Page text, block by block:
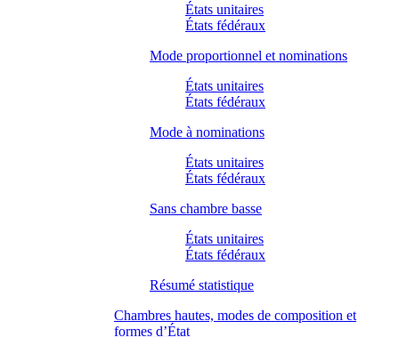
États unitaires
États fédéraux
Mode proportionnel et nominations
États unitaires
États fédéraux
Mode à nominations
États unitaires
États fédéraux
Sans chambre basse
États unitaires
États fédéraux
Résumé statistique
Chambres hautes, modes de composition et
formes d’État